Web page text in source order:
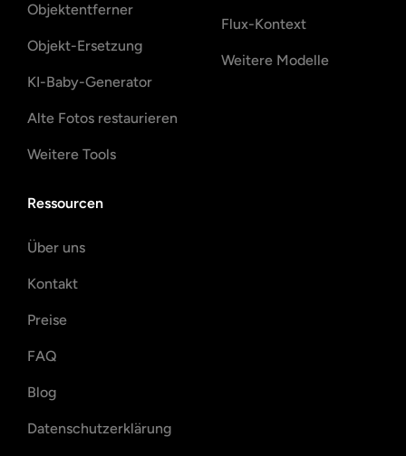
Objektentferner
Objekt-Ersetzung
KI-Baby-Generator
Alte Fotos restaurieren
Weitere Tools
Flux-Kontext
Weitere Modelle
Ressourcen
Über uns
Kontakt
Preise
FAQ
Blog
Datenschutzerklärung